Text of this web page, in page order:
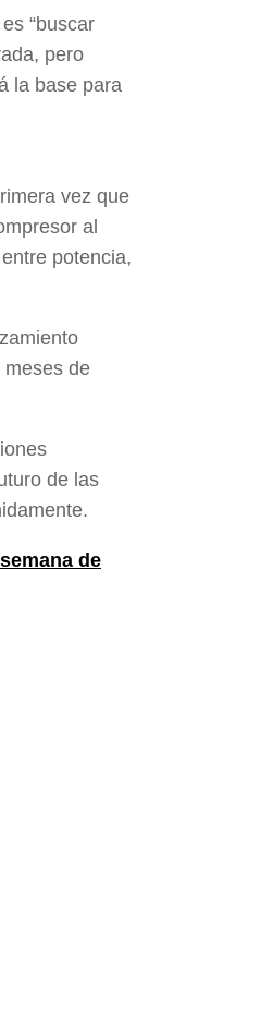
“buscar
pero
la base para
vez que
al
potencia,
meses de
de las
de